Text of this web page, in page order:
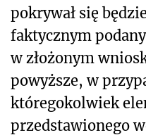
pokrywał się
faktycznym
w złożonym
powyższe, w
któregokolwiek
przedstawionego